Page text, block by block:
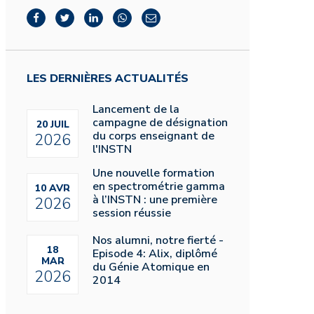
LES DERNIÈRES ACTUALITÉS
20 JUIL
2026
Lancement de la
campagne de désignation
du corps enseignant de
l'INSTN
10 AVR
2026
Une nouvelle formation
en spectrométrie gamma
à l’INSTN : une première
session réussie
18
MAR
2026
Nos alumni, notre fierté -
Episode 4: Alix, diplômé
du Génie Atomique en
2014